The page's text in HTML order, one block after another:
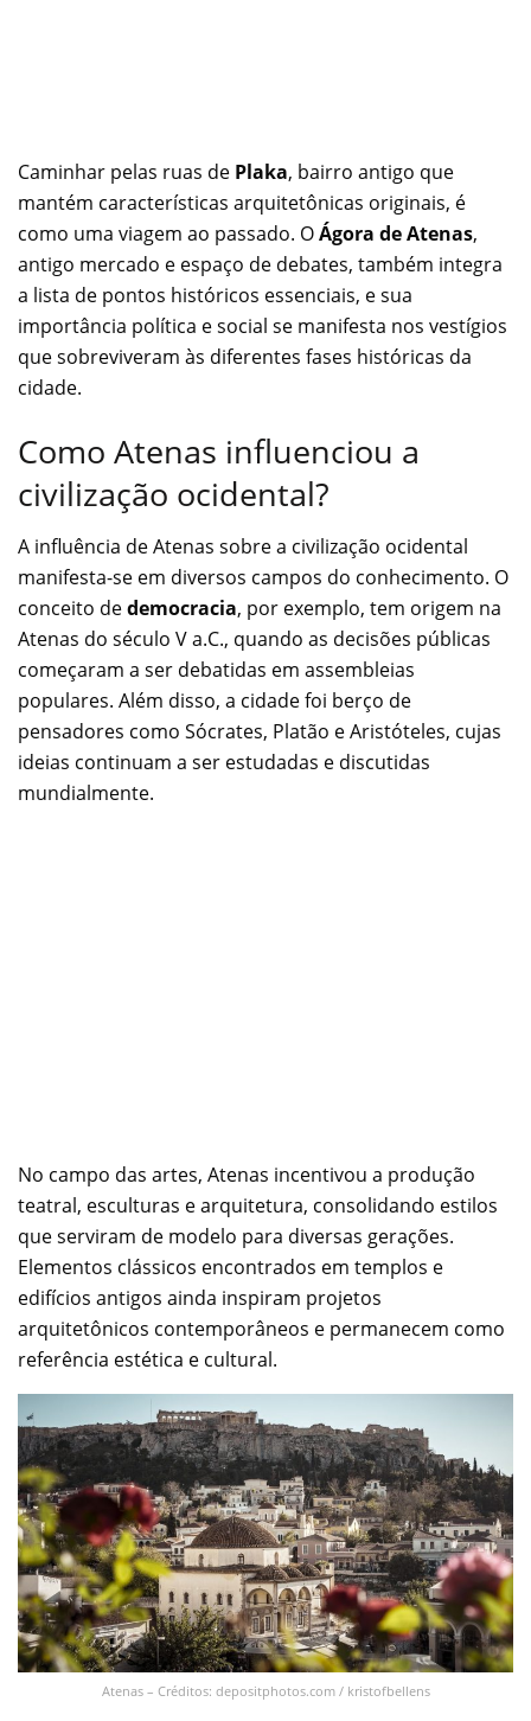
Caminhar pelas ruas de Plaka, bairro antigo que
mantém características arquitetônicas originais, é
como uma viagem ao passado. OÁgora de Atenas,
antigo mercado e espaço de debates, também integra
a lista de pontos históricos essenciais, e sua
importância política e social se manifesta nos vestígios
que sobreviveram às diferentes fases históricas da
cidade.
Como Atenas influenciou a
civilização ocidental?
A influência de Atenas sobre a civilização ocidental
manifesta-se em diversos campos do conhecimento. O
conceito dedemocracia, por exemplo, tem origem na
Atenas do século V a.C., quando as decisões públicas
começaram a ser debatidas em assembleias
populares. Além disso, a cidade foi berço de
pensadores como Sócrates, Platão e Aristóteles, cujas
ideias continuam a ser estudadas e discutidas
mundialmente.
No campo das artes, Atenas incentivou a produção
teatral, esculturas e arquitetura, consolidando estilos
que serviram de modelo para diversas gerações.
Elementos clássicos encontrados em templos e
edifícios antigos ainda inspiram projetos
arquitetônicos contemporâneos e permanecem como
referência estética e cultural.
Atenas – Créditos: depositphotos.com / kristofbellens